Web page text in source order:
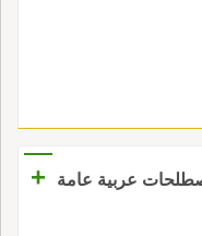
أبو منصور
والعَضَل، بفتح
عربية عامة +